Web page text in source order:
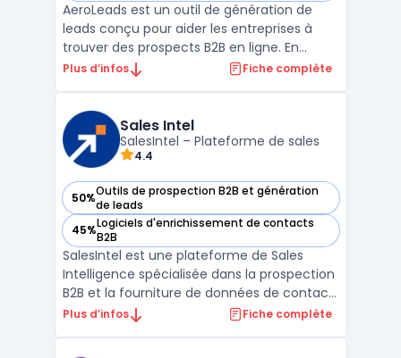
AeroLeads est un outil de génération de
leads conçu pour aider les entreprises à
trouver des prospects B2B en ligne. En
utilisant cette plateforme, les utilisateurs
des numéros de téléphone, depuis des sites
web comme Li ...
Plus d’infos Fiche complète
Sales Intel
SalesIntel – Plateforme de sales
4.4
50%Outils de prospection B2B et génération
de leads
— voir Sales Intel dans cette catégorie
45%Logiciels d'enrichissement de contacts
B2B
— voir Sales Intel dans cette catégorie
SalesIntel est une plateforme de Sales
Intelligence spécialisée dans la prospection
B2B et la fourniture de données de contact
enrichies. Elle permet aux équipes
Plus d’infos Fiche complète